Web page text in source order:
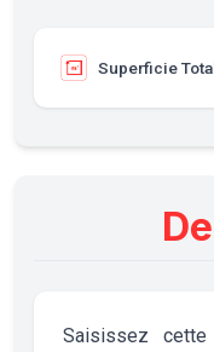
Superficie
Saisissez cette